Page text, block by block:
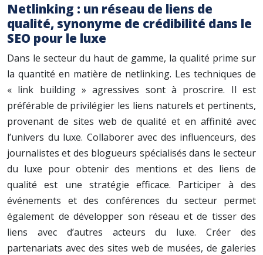
Netlinking : un réseau de liens de
qualité, synonyme de crédibilité dans le
SEO pour le luxe
Dans le secteur du haut de gamme, la qualité prime sur
la quantité en matière de netlinking. Les techniques de
« link building » agressives sont à proscrire. Il est
préférable de privilégier les liens naturels et pertinents,
provenant de sites web de qualité et en affinité avec
l’univers du luxe. Collaborer avec des influenceurs, des
journalistes et des blogueurs spécialisés dans le secteur
du luxe pour obtenir des mentions et des liens de
qualité est une stratégie efficace. Participer à des
événements et des conférences du secteur permet
également de développer son réseau et de tisser des
liens avec d’autres acteurs du luxe. Créer des
partenariats avec des sites web de musées, de galeries